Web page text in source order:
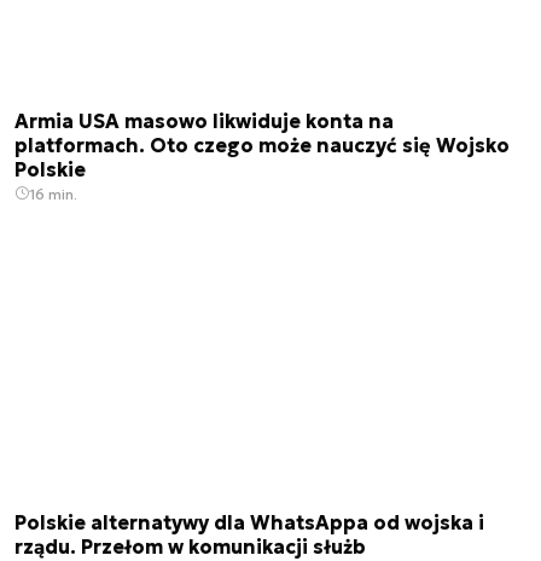
Armia USA masowo likwiduje konta na
platformach. Oto czego może nauczyć się Wojsko
Polskie
16 min.
Polskie alternatywy dla WhatsAppa od wojska i
rządu. Przełom w komunikacji służb